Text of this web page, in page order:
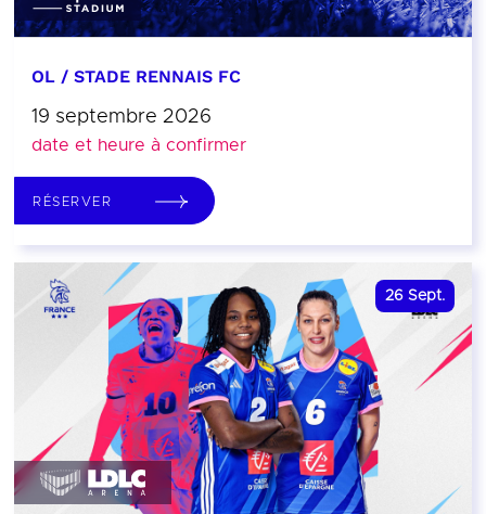
OL / STADE RENNAIS FC
19 septembre 2026
date et heure à confirmer
RÉSERVER
26 Sept.